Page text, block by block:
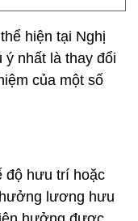
hiện tại Nghị
ý nhất là thay đổi
của một số
độ hưu trí hoặc
lương hưu